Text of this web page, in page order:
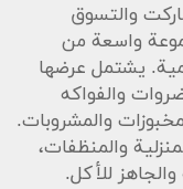
والتسوق
واسعة من
يشتمل عرضها
والفواكه
والمشروبات.
والمنظفات،
للأكل.